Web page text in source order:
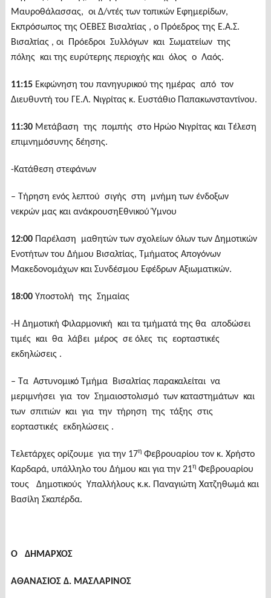
Μαυροθάλασσας, οι Δ/ντές των τοπικών Εφημερίδων,
Εκπρόσωπος της ΟΕΒΕΣ Βισαλτίας , ο Πρόεδρος της Ε.Α.Σ.
Βισαλτίας , οι Πρόεδροι Συλλόγων και Σωματείων της
πόλης και της ευρύτερης περιοχής και όλος ο Λαός.
11:15 Εκφώνηση του πανηγυρικού της ημέρας από τον
Διευθυντή του ΓΕ.Λ. Νιγρίτας κ. Ευστάθιο Παπακωνσταντίνου.
11:30 Μετάβαση της πομπής στο Ηρώο Νιγρίτας και Τέλεση
επιμνημόσυνης δέησης.
-Κατάθεση στεφάνων
– Τήρηση ενός λεπτού σιγής στη μνήμη των ένδοξων
νεκρών μας και ανάκρουσηΕθνικού Ύμνου
12:00 Παρέλαση μαθητών των σχολείων όλων των Δημοτικών
Ενοτήτων του Δήμου Βισαλτίας, Τμήματος Απογόνων
Μακεδονομάχων και Συνδέσμου Εφέδρων Αξιωματικών.
18:00Υποστολή της Σημαίας
-Η Δημοτική Φιλαρμονική και τα τμήματά της θα αποδώσει
τιμές και θα λάβει μέρος σε όλες τις εορταστικές
εκδηλώσεις .
– Τα Αστυνομικό Τμήμα Βισαλτίας παρακαλείται να
μεριμνήσει για τον Σημαιοστολισμό των καταστημάτων και
των σπιτιών και για την τήρηση της τάξης στις
εορταστικές εκδηλώσεις .
Τελετάρχες ορίζουμε για την 17ηΦεβρουαρίου τον κ. Χρήστο
Καρδαρά, υπάλληλο του Δήμου και για την 21ηΦεβρουαρίου
τους Δημοτικούς Υπαλλήλους κ.κ. Παναγιώτη Χατζηθωμά και
Βασίλη Σκαπέρδα.
Ο ΔΗΜΑΡΧΟΣ
ΑΘΑΝΑΣΙΟΣ Δ. ΜΑΣΛΑΡΙΝΟΣ